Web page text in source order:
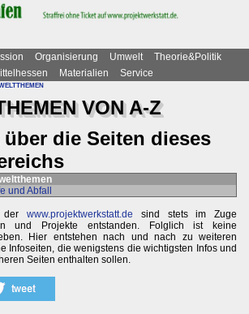
Organisierung Umwelt
Theorie&Politik
Materialien
Service
VON A-Z
die Seiten dieses
und Abfall
derwww.projektwerkstatt.de sind stets im Zuge
und Projekte entstanden. Folglich ist keine
Hier entstehen nach und nach zu weiteren
Infoseiten, die wenigstens die wichtigsten Infos und
Seiten enthalten sollen.